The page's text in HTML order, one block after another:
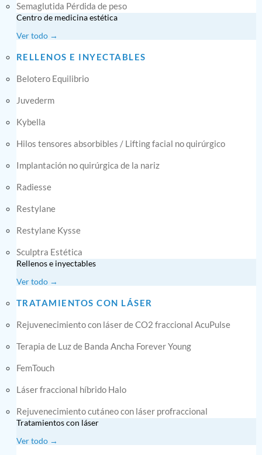
Semaglutida Pérdida de peso
Centro de medicina estética
Ver todo →
RELLENOS E INYECTABLES
Belotero Equilibrio
Juvederm
Kybella
Hilos tensores absorbibles / Lifting facial no quirúrgico
Implantación no quirúrgica de la nariz
Radiesse
Restylane
Restylane Kysse
Sculptra Estética
Rellenos e inyectables
Ver todo →
TRATAMIENTOS CON LÁSER
Rejuvenecimiento con láser de CO2 fraccional AcuPulse
Terapia de Luz de Banda Ancha Forever Young
FemTouch
Láser fraccional híbrido Halo
Rejuvenecimiento cutáneo con láser profraccional
Tratamientos con láser
Ver todo →